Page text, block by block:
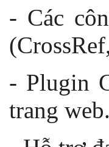
- Các
- Plugin
trang web.